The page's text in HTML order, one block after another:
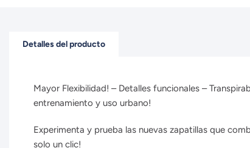
Detalles del producto
Mayor Flexibilidad! – Detalles funcionales –
entrenamiento y uso urbano!
Experimenta y prueba las nuevas zapatillas que
solo un clic!